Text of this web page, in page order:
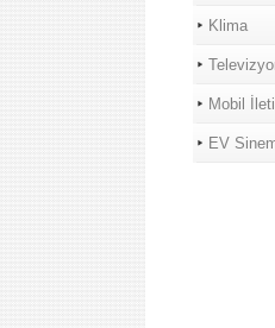
Klima
Mobil
EV